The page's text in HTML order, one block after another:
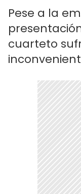
Pese a la
cuarteto